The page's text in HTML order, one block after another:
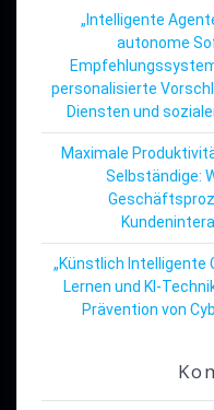
„Intelligente
autonome
personalisierte
Diensten und
Maximale
Selbständige:
„Künstlich Intelligente
Lernen und KI-
Prävention von